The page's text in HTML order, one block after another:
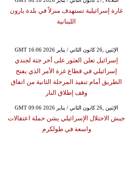
غارة إسرائيلية تستهدف منزلاً في بلدة يارون
اللبنانية
GMT 16:06 2026 الإثنين ,26 كانون الثاني / يناير
إسرائيل تعلن العثور على أخر جثة لجندي
إسرائيلي في قطاع غزة الأمر الذي يفتح
الطريق أمام تنفيذ المرحلة الثانية من اتفاق
وقف إطلاق النار
GMT 09:06 2026 الإثنين ,26 كانون الثاني / يناير
جيش الاحتلال الإسرائيلي يشن حملة اعتقالات
واسعة في طولكرم